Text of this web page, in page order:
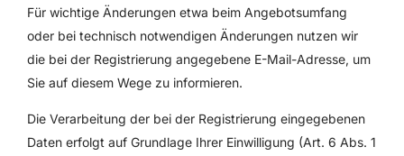
Für wichtige Änderungen etwa beim Angebotsumfang
oder bei technisch notwendigen Änderungen nutzen wir
die bei der Registrierung angegebene E-Mail-Adresse, um
Sie auf diesem Wege zu informieren.
Die Verarbeitung der bei der Registrierung eingegebenen
Daten erfolgt auf Grundlage Ihrer Einwilligung (Art. 6 Abs. 1